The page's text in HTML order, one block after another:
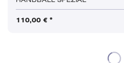
110,00 € *